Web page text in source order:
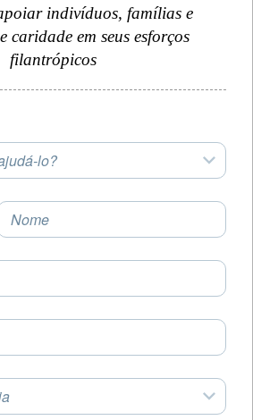
indivíduos, famílias e
caridade em seus esforços
filantrópicos
lo?
Nome